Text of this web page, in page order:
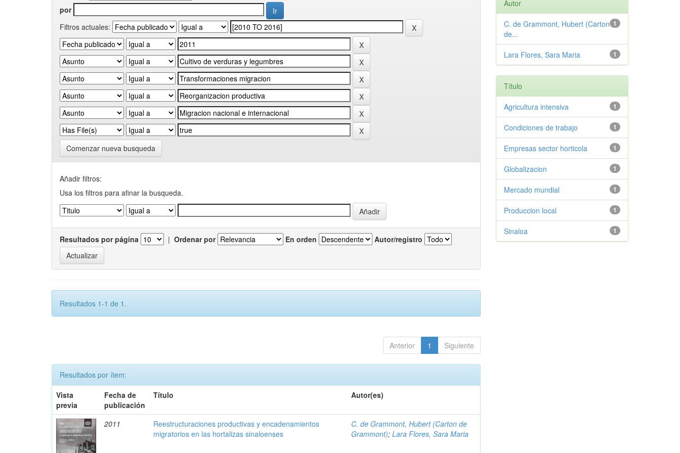
por
Filtros actuales:
Comenzar nueva busqueda
Añadir filtros:
Usa los filtros para afinar la busqueda.
Resultados por página | Ordenar por En orden Autor/registro
Resultados 1-1 de 1.
Anterior 1 Siguiente
Resultados por ítem:
Vista
previa
Fecha de
publicación
Título Autor(es)
2011
Reestructuraciones productivas y encadenamientos
migratorios en las hortalizas sinaloenses
C. de Grammont, Hubert (Carton de
Grammont);Lara Flores, Sara Maria
Autor
1
C. de Grammont, Hubert (Carton
de...
1
Lara Flores, Sara Maria
Título
1
Agricultura intensiva
1
Condiciones de trabajo
1
Empresas sector horticola
1
Globalizacion
1
Mercado mundial
1
Produccion local
1
Sinaloa